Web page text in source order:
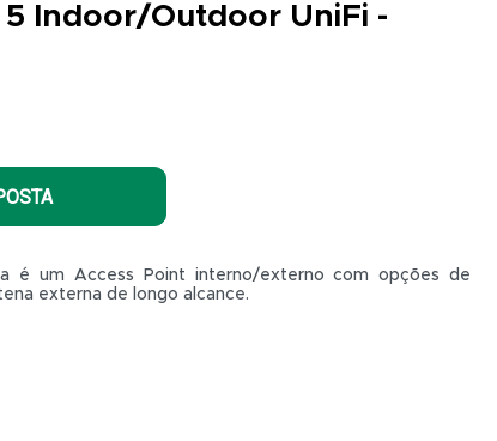
5 Indoor/Outdoor UniFi -
é um Access Point interno/externo com opções de
externa de longo alcance.